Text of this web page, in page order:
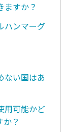
ますか？
ハンマーグ
ない国はあ
用可能かど
？